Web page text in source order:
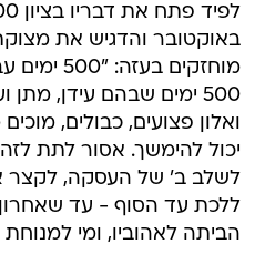
באוקטובר והדגיש את
500 ימים שבהם עידן,
ואלון פצועים, כבולים,
יכול להימשך. אסור לתת
לשלב ב' של העסקה, לקצר
ללכת עד הסוף - עד שאחרון
הביתה לאהוביו, ומי למנוחת